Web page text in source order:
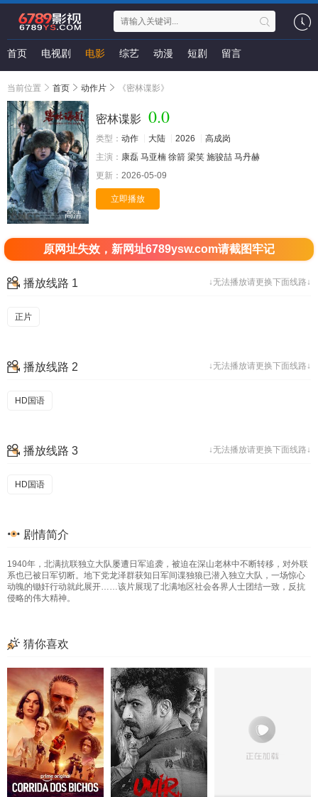
首页 电视剧 电影 综艺 动漫 短剧 留言
当前位置 首页 动作片 《密林谍影》
高清
密林谍影 0.0
类型： 动作 大陆 2026
高成岗
主演： 康磊 马亚楠 徐箭 梁笑 施骏喆 马丹赫
更新： 2026-05-09
立即播放
原网址失效，新网址6789ysw.com请截图牢记
↓无法播放请更换下面线路↓
播放线路 1
正片
↓无法播放请更换下面线路↓
播放线路 2
HD国语
↓无法播放请更换下面线路↓
播放线路 3
HD国语
剧情简介
1940年，北满抗联独立大队屡遭日军追袭，被迫在深山老林中不断转移，对外联
系也已被日军切断。地下党龙泽群获知日军间谍独狼已潜入独立大队，一场惊心
动魄的锄奸行动就此展开……该片展现了北满地区社会各界人士团结一致，反抗
侵略的伟大精神。
猜你喜欢